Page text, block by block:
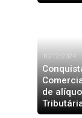
10/12/2024
de